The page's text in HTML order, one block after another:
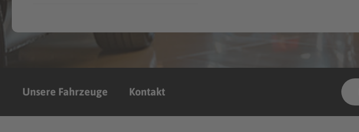
Unsere Fahrzeuge Kontakt